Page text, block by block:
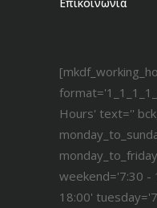
Hours' text=''
weekend='7:30 -
18:00'